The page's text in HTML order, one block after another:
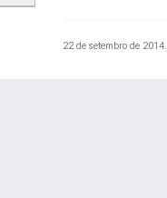
22 de setembro de 2014.